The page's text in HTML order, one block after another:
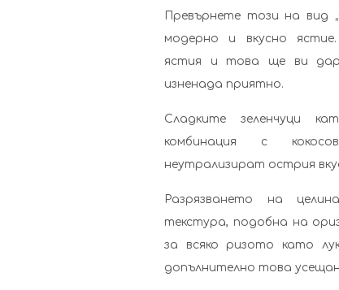
Превърнете този на вид
модерно и вкусно
ястия и това ще ви
изненада приятно.
Сладките зеленчуци
комбинация с
неутрализират острия
Разрязването на
текстура, подобна на
за всяко ризото като
допълнително това